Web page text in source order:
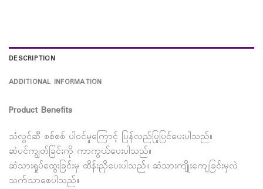
DESCRIPTION
ADDITIONAL INFORMATION
Product Benefits
သံလွင်ဆီ စစ်စစ် ပါဝင်မှုကြောင့် ပြန်လည်ပြုပြင်ပေးပါသည်။
ဆံပင်ကျွတ်ခြင်းကို ကာကွယ်ပေးပါသည်။
ဆံသားရှုပ်ထွေးခြင်းမှ ထိန်းညှိပေးပါသည်။ ဆံသားကျိုးကျေခြင်းမှလဲ
သက်သာစေပါသည်။